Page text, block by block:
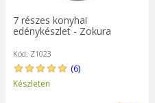
7 részes konyhai
edénykészlet - Zokura
Kód: Z1023
(6)
Készleten